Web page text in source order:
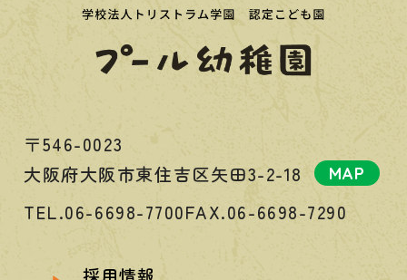
〒546-0023
大阪府大阪市東住吉区矢田3-2-18
MAP
TEL.06-6698-7700FAX.06-6698-7290